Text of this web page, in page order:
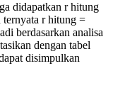
didapatkan r hitung
ternyata r hitung =
berdasarkan analisa
dengan tabel
disimpulkan